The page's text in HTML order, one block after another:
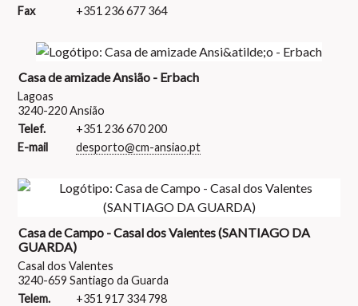
Fax
+351 236 677 364
Casa de amizade Ansião - Erbach
Lagoas
3240-220 Ansião
Telef.
+351 236 670 200
E-mail
desporto@cm-ansiao.pt
Casa de Campo - Casal dos Valentes (SANTIAGO DA
GUARDA)
Casal dos Valentes
3240-659 Santiago da Guarda
Telem.
+351 917 334 798